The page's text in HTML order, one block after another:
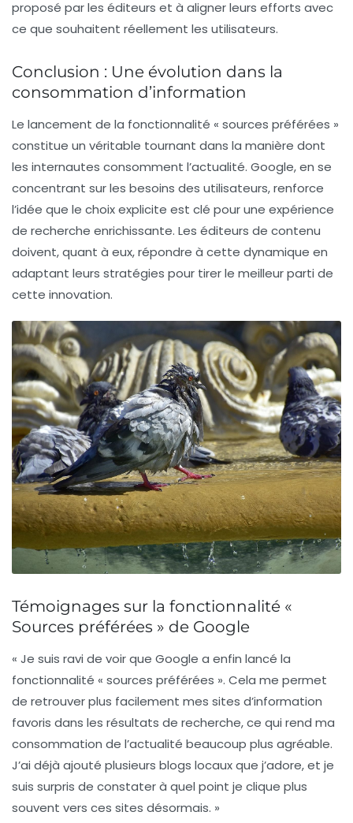
proposé par les éditeurs et à aligner leurs efforts avec
ce que souhaitent réellement les utilisateurs.
Conclusion : Une évolution dans la
consommation d’information
Le lancement de la fonctionnalité « sources préférées »
constitue un véritable tournant dans la manière dont
les internautes consomment l’actualité. Google, en se
concentrant sur les besoins des utilisateurs, renforce
l’idée que le choix explicite est clé pour une expérience
de recherche enrichissante. Les éditeurs de contenu
doivent, quant à eux, répondre à cette dynamique en
adaptant leurs stratégies pour tirer le meilleur parti de
cette innovation.
Témoignages sur la fonctionnalité «
Sources préférées » de Google
« Je suis ravi de voir que Google a enfin lancé la
fonctionnalité « sources préférées ». Cela me permet
de retrouver plus facilement mes sites d’information
favoris dans les résultats de recherche, ce qui rend ma
consommation de l’actualité beaucoup plus agréable.
J’ai déjà ajouté plusieurs blogs locaux que j’adore, et je
suis surpris de constater à quel point je clique plus
souvent vers ces sites désormais. »